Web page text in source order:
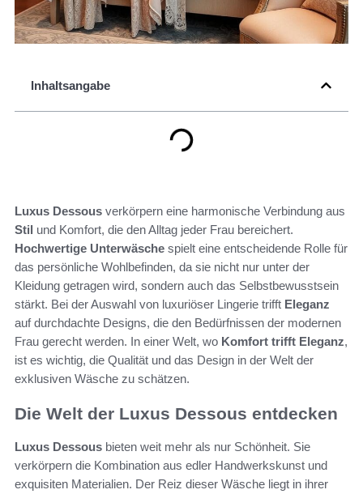
Inhaltsangabe
Luxus Dessous verkörpern eine harmonische Verbindung aus
Stil und Komfort, die den Alltag jeder Frau bereichert.
Hochwertige Unterwäsche spielt eine entscheidende Rolle für
das persönliche Wohlbefinden, da sie nicht nur unter der
Kleidung getragen wird, sondern auch das Selbstbewusstsein
stärkt. Bei der Auswahl von luxuriöser Lingerie trifft Eleganz
auf durchdachte Designs, die den Bedürfnissen der modernen
Frau gerecht werden. In einer Welt, wo Komfort trifft Eleganz,
ist es wichtig, die Qualität und das Design in der Welt der
exklusiven Wäsche zu schätzen.
Die Welt der Luxus Dessous entdecken
Luxus Dessous bieten weit mehr als nur Schönheit. Sie
verkörpern die Kombination aus edler Handwerkskunst und
exquisiten Materialien. Der Reiz dieser Wäsche liegt in ihrer